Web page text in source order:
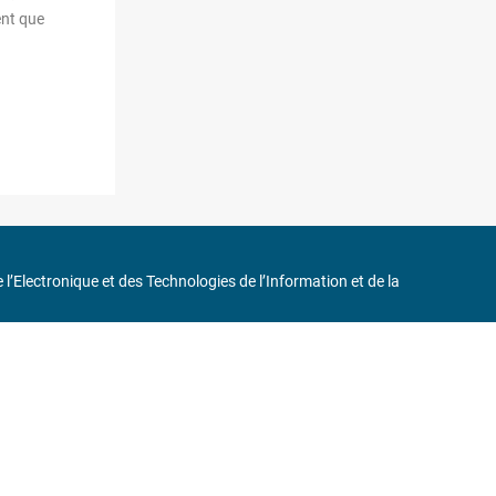
que
l’Electronique et des Technologies de l’Information et de la